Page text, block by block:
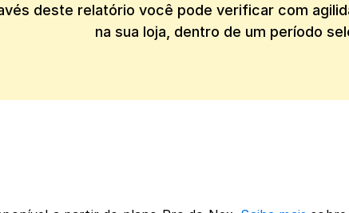
deste relatório você pode verificar com
na sua loja, dentro de um período